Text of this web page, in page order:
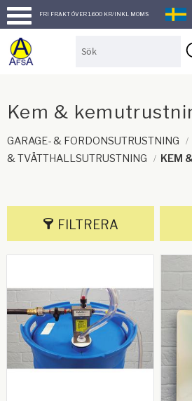
Meny
FRI FRAKT ÖVER 1.600 KR/INKL MOMS
Kem &
GARAGE- & FORDONSUTRUSTNING
& TVÄTTHALLSUTRUSTNING
KEM
FILTRERA